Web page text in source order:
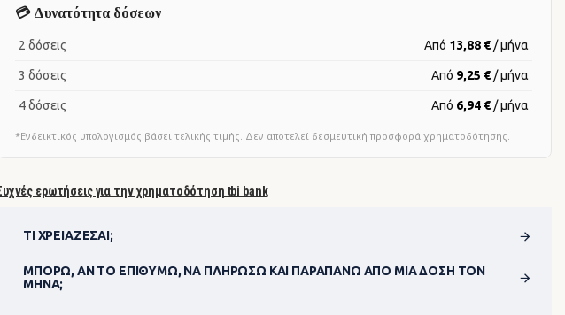
ερωτήσεις για την χρηματοδότηση tbi bank
ΤΙ ΧΡΕΙΆΖΕΣΑΙ;
ΜΠΟΡΏ, ΑΝ ΤΟ ΕΠΙΘΥΜΏ, ΝΑ ΠΛΗΡΏΣΩ ΚΑΙ ΠΑΡΑΠΆΝΩ ΑΠΌ ΜΊΑ ΔΌΣΗ ΤΟΝ
ΜΉΝΑ;
💳 Δυνατότητα δόσεων
2 δόσεις Από 13,88 € / μήνα
3 δόσεις Από 9,25 € / μήνα
4 δόσεις Από 6,94 € / μήνα
*Ενδεικτικός υπολογισμός βάσει τελικής τιμής. Δεν αποτελεί δεσμευτική προσφορά χρηματοδότησης.